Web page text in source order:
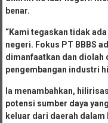
benar.
“Kami tegaskan tidak
negeri. Fokus PT BBBS
dimanfaatkan dan diolah
pengembangan industri
Ia menambahkan,
potensi sumber daya
keluar dari daerah dalam